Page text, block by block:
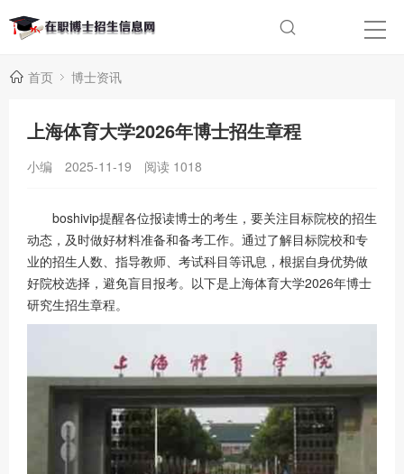
首页 博士资讯
上海体育大学2026年博士招生章程
小编 2025-11-19 阅读 1018
boshivip提醒各位报读博士的考生，要关注目标院校的招生
动态，及时做好材料准备和备考工作。通过了解目标院校和专
业的招生人数、指导教师、考试科目等讯息，根据自身优势做
好院校选择，避免盲目报考。以下是上海体育大学2026年博士
研究生招生章程。